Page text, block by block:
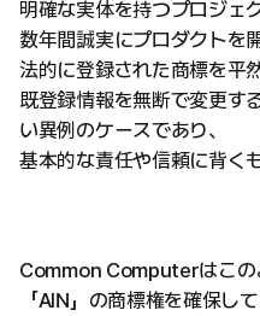
明確な実体を持つプロジェ
数年間誠実にプロダクトを
法的に登録された商標を平
既登録情報を無断で変更す
い異例のケースであり、
基本的な責任や信頼に背く
Common Computerはこの
「AIN」の商標権を確保し